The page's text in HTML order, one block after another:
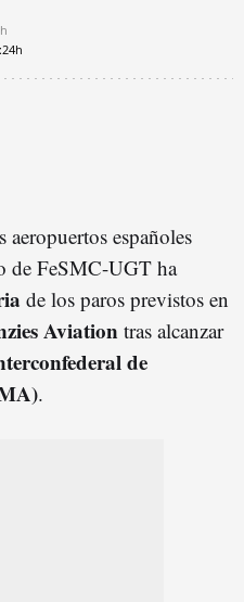
aeropuertos españoles
de FeSMC-UGT ha
de los paros previstos en
Aviation tras alcanzar
de
.